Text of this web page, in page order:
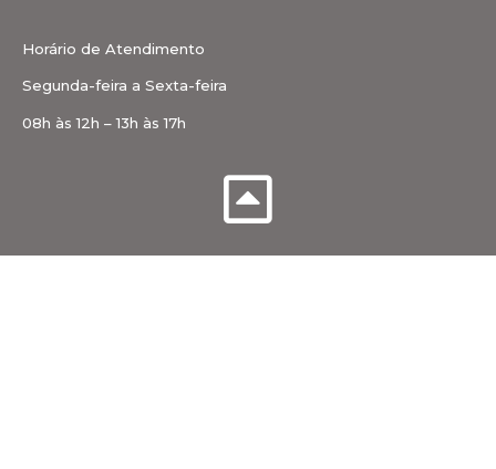
Horário de Atendimento
Segunda-feira a Sexta-feira
08h às 12h – 13h às 17h